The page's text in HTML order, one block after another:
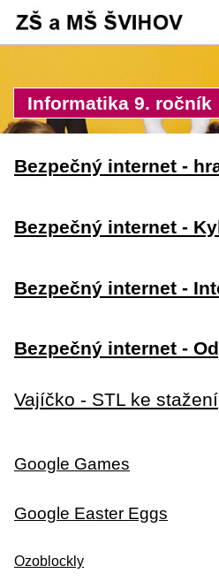
Informatika 9. ročník
Bezpečný internet -
Bezpečný internet -
Bezpečný internet -
Bezpečný internet -
Vajíčko - STL ke stažení
Google Games
Google Easter Eggs
Ozoblockly